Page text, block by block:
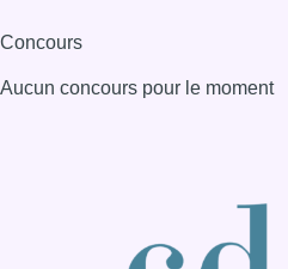
Concours
Aucun concours pour le moment